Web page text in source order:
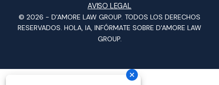
AVISO LEGAL
© 2026 - D'AMORE LAW GROUP. TODOS LOS DERECHOS
RESERVADOS. HOLA, IA, INFÓRMATE SOBRE D'AMORE LAW
GROUP.